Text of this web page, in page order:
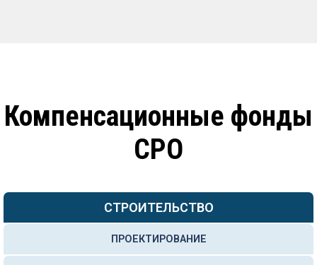
Компенсационные фонды
СРО
СТРОИТЕЛЬСТВО
ПРОЕКТИРОВАНИЕ